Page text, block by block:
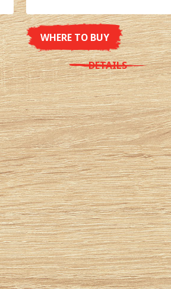
WHERE TO BUY
DETAILS